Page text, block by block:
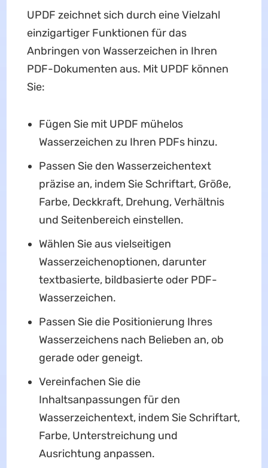
UPDF zeichnet sich durch eine Vielzahl
einzigartiger Funktionen für das
Anbringen von Wasserzeichen in Ihren
PDF-Dokumenten aus. Mit UPDF können
Sie:
Fügen Sie mit UPDF mühelos
Wasserzeichen zu Ihren PDFs hinzu.
Passen Sie den Wasserzeichentext
präzise an, indem Sie Schriftart, Größe,
Farbe, Deckkraft, Drehung, Verhältnis
und Seitenbereich einstellen.
Wählen Sie aus vielseitigen
Wasserzeichenoptionen, darunter
textbasierte, bildbasierte oder PDF-
Wasserzeichen.
Passen Sie die Positionierung Ihres
Wasserzeichens nach Belieben an, ob
gerade oder geneigt.
Vereinfachen Sie die
Inhaltsanpassungen für den
Wasserzeichentext, indem Sie Schriftart,
Farbe, Unterstreichung und
Ausrichtung anpassen.